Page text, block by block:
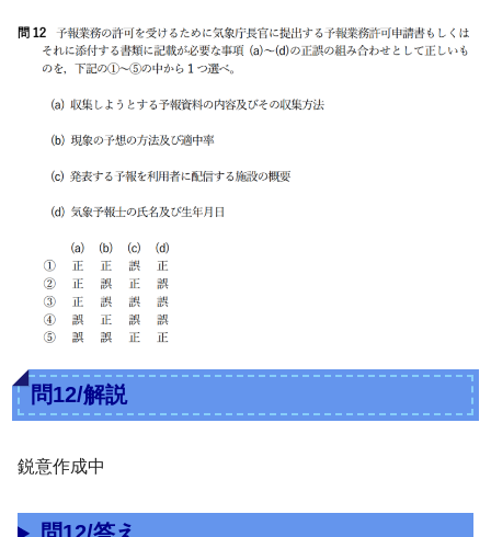
問12/解説
鋭意作成中